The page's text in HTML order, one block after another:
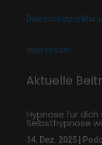
Impressum
Aktuelle
Hypnose für
Selbsthypnose
14. Dez. 2025|